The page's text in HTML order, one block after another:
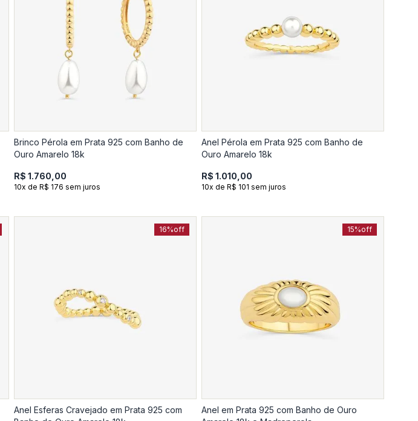
Brinco Pérola em Prata 925 com Banho de
Ouro Amarelo 18k
R$ 1.760,00
10x de R$ 176 sem juros
Anel Pérola em Prata 925 com Banho de
Ouro Amarelo 18k
R$ 1.010,00
10x de R$ 101 sem juros
16%off
Anel Esferas Cravejado em Prata 925 com
15%off
Anel em Prata 925 com Banho de Ouro